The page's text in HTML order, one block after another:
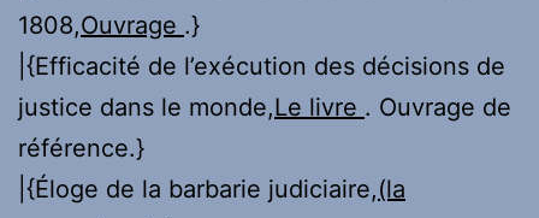
1808,Ouvrage .}
|{Efficacité de l’exécution des décisions de
justice dans le monde,Le livre . Ouvrage de
référence.}
|{Éloge de la barbarie judiciaire,(la